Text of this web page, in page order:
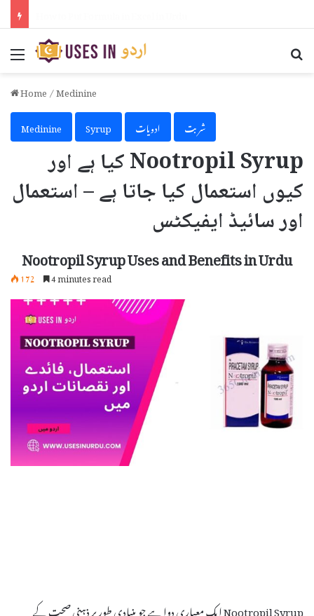
Menu
Home/Medinine
Medinine
Syrup ادویات شربت
Nootropil Syrup کیا ہے اور
کیوں استعمال کیا جاتا ہے – استعمال
اور سائیڈ ایفیکٹس
Nootropil Syrup Uses and Benefits in Urdu
172 4 minutes read
Nootropil Syrup ایک معیاری دوا ہے جو بنیادی طور پر ذہنی صحت کے